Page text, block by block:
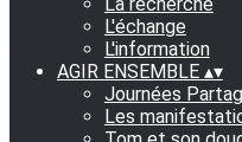
L'échange
L'information
AGIR ENSEMBLE ▴▾
Journées
Les